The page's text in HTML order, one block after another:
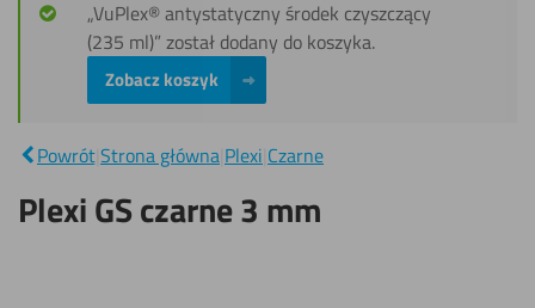
„VuPlex® antystatyczny środek czyszczący
(235 ml)” został dodany do koszyka.
Zobacz koszyk
PowrótStrona główna Plexi Czarne
Plexi
GS
czarne
Plexi GS czarne 3 mm